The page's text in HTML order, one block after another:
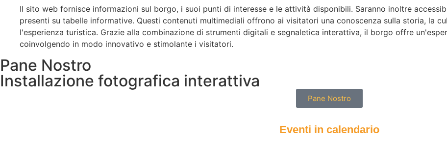
Il sito web fornisce informazioni sul borgo, i suoi punti di interesse e le attività disponibili. Saranno inoltre
presenti su tabelle informative. Questi contenuti multimediali offrono ai visitatori una conoscenza sulla storia, la
l'esperienza turistica. Grazie alla combinazione di strumenti digitali e segnaletica interattiva, il borgo offre
coinvolgendo in modo innovativo e stimolante i visitatori.
Pane Nostro
Installazione fotografica interattiva
Pane Nostro
Eventi in calendario